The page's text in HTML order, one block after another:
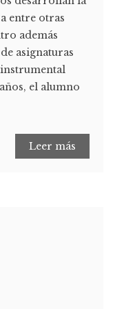
entre otras
además
asignaturas
el alumno
Leer más